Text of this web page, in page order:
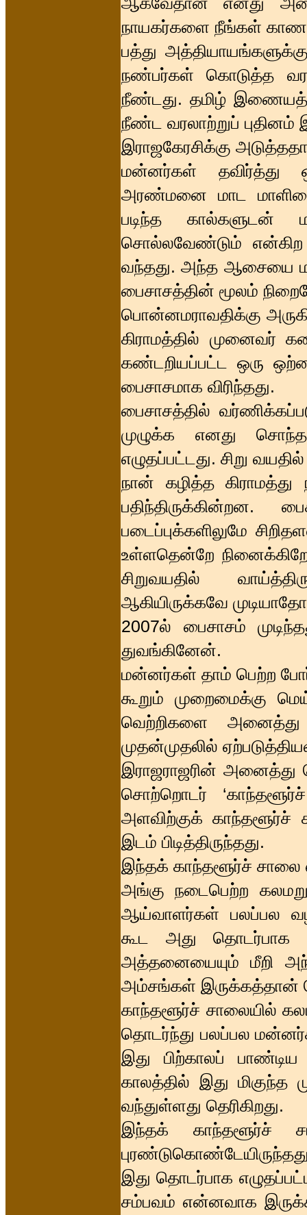
நாயகர்களை நீங்கள்
பத்து
நண்பர்கள் கொடுத்த
நீண்டது. தமிழ்
நீண்ட வரலாற்றுப் புதினம்
இராஜகேரசிக்கு
மன்னர்கள் தவிர்த்து
அரண்மனை மாட
படிந்த கால்களுடன்
சொல்லவேண்டும்
வந்தது. அந்த ஆசையை
பைசாசத்தின் மூலம்
பொன்னமராவதிக்கு
கிராமத்தில்
கண்டறியப்பட்ட ஒரு
பைசாசமாக விரிந்தது.
பைசாசத்தில்
முழுக்க எனது சொந்த
எழுதப்பட்டது. சிறு
நான் கழித்த
படைப்புக்களிலுமே
உள்ளதென்றே
சிறுவயதில்
ஆகியிருக்கவே
2007ல் பைசாசம்
துவங்கினேன்.
மன்னர்கள் தாம் பெற்ற போர்
கூறும் முறைமைக்கு
வெற்றிகளை அனைத்து
முதன்முதலில்
இராஜராஜரின் அனைத்து
சொற்றொடர்
அளவிற்குக்
இடம் பிடித்திருந்தது.
இந்தக் காந்தளூர்ச் சாலை
அங்கு நடைபெற்ற
ஆய்வாளர்கள் பலப்பல
கூட அது தொடர்பாக
அத்தனையையும் மீறி
அம்சங்கள் இருக்கத்தான்
காந்தளூர்ச் சாலையில்
தொடர்ந்து பலப்பல
இது பிற்காலப்
காலத்தில் இது மிகுந்த
வந்துள்ளது தெரிகிறது.
இந்தக் காந்தளூர்ச்
இது தொடர்பாக
சம்பவம் என்னவாக